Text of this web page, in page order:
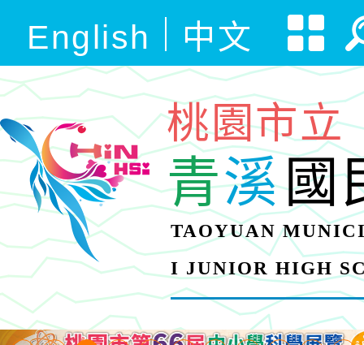
English 中文
桃園市立
青溪國
TAOYUAN
I JUNIOR HIGH